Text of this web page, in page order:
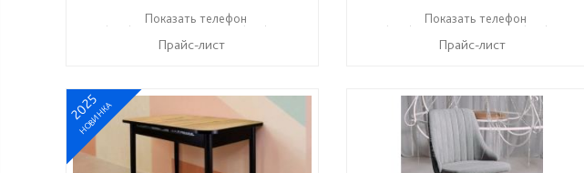
+7 (996) 247-97-09 ☎+7 (937) 917-19-99
Показать телефон
Прайс-лист
+7 (996) 247-97-09 ☎+7 (937) 917-
Показать телефон
Прайс-лист
2025
НОВИНКА